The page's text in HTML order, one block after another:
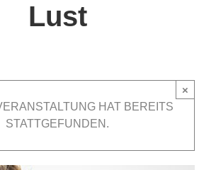
Lust
HAT BEREITS
STATTGEFUNDEN.
×